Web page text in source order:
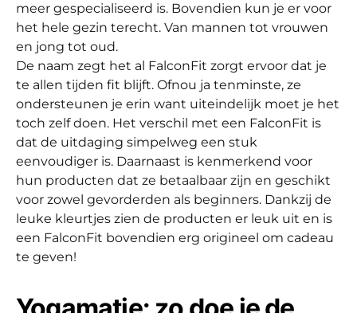
meer gespecialiseerd is. Bovendien kun je er voor
het hele gezin terecht. Van mannen tot vrouwen
en jong tot oud.
De naam zegt het al FalconFit zorgt ervoor dat je
te allen tijden fit blijft. Ofnou ja tenminste, ze
ondersteunen je erin want uiteindelijk moet je het
toch zelf doen. Het verschil met een FalconFit is
dat de uitdaging simpelweg een stuk
eenvoudiger is. Daarnaast is kenmerkend voor
hun producten dat ze betaalbaar zijn en geschikt
voor zowel gevorderden als beginners. Dankzij de
leuke kleurtjes zien de producten er leuk uit en is
een FalconFit bovendien erg origineel om cadeau
te geven!